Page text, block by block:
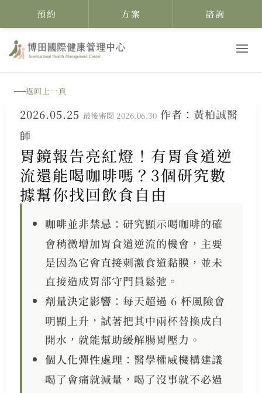
至
主
預約 方案 諮詢
返回上一頁
2026.05.25 最後審閱 2026.06.30 作者： 黃柏誠醫
師
胃鏡報告亮紅燈！有胃食道逆
流還能喝咖啡嗎？3個研究數
據幫你找回飲食自由
咖啡並非禁忌 ：研究顯示喝咖啡的確
會稍微增加胃食道逆流的機會，主要
是因為它會直接刺激食道黏膜，並未
直接造成胃部守門員鬆弛。
劑量決定影響 ：每天超過 6 杯風險會
明顯上升，試著把其中兩杯替換成白
開水，就能幫助緩解腸胃壓力。
個人化彈性處理 ：醫學權威機構建議
喝了會痛就減量，喝了沒事就不必過